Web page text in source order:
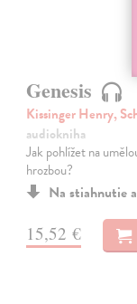
Genesis
Kissinger Henry,
audiokniha
Jak pohlížet na
hrozbou?
Na stiahnutie
15,52 €